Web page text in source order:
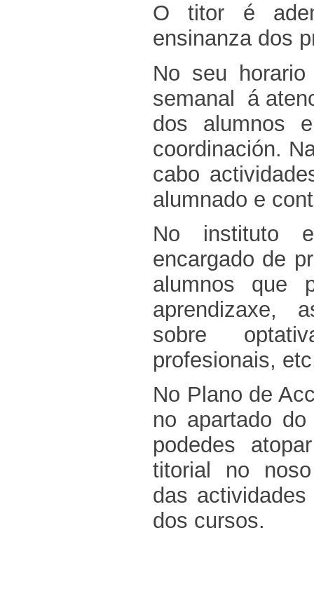
O titor é
ensinanza dos
No seu
semanal á
dos alumnos
coordinación.
cabo
alumnado e
No instituto
encargado de
alumnos que
aprendizaxe,
sobre
profesionais,
No Plano de
no apartado
podedes
titorial no
das
dos cursos.